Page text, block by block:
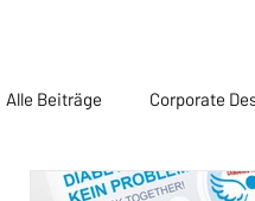
Alle Beiträge Corporate